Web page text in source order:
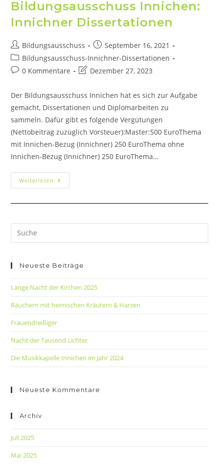
Bildungsausschuss Innichen:
Innichner Dissertationen
Bildungsausschuss
September 16, 2021
Bildungsausschuss-Innichner-Dissertationen
0 Kommentare
Dezember 27, 2023
Der Bildungsausschuss Innichen hat es sich zur Aufgabe
gemacht, Dissertationen und Diplomarbeiten zu
sammeln. Dafür gibt es folgende Vergütungen
(Nettobeitrag zuzüglich Vorsteuer):Master:500 EuroThema
mit Innichen-Bezug (Innichner) 250 EuroThema ohne
Innichen-Bezug (Innichner) 250 EuroThema…
Weiterlesen
Neueste Beiträge
Lange Nacht der Kirchen 2025
Räuchern mit heimischen Kräutern & Harzen
Frauendreißiger
Nacht der Tausend Lichter
Die Musikkapelle Innichen im Jahr 2024
Neueste Kommentare
Archiv
Juli 2025
Mai 2025